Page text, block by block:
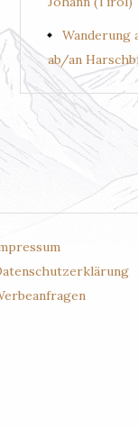
Wanderung
ab/an